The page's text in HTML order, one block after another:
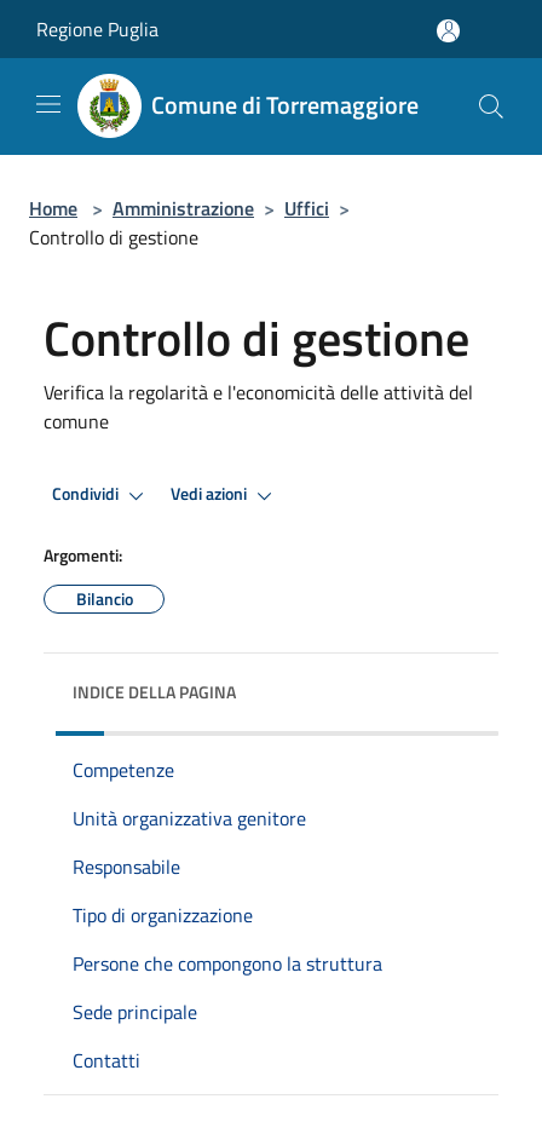
Regione Puglia
Comune di Torremaggiore
Home > Amministrazione > Uffici >
Controllo di gestione
Controllo di gestione
Verifica la regolarità e l'economicità delle attività del
comune
Condividi Premi Invio per attivare. apre menu
Vedi azioni
Argomenti:
Bilancio
INDICE DELLA PAGINA
Competenze
Unità organizzativa genitore
Responsabile
Tipo di organizzazione
Persone che compongono la struttura
Sede principale
Contatti